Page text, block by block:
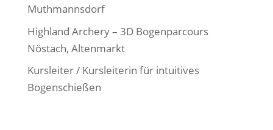
Muthmannsdorf
Highland Archery – 3D Bogenparcours
Nöstach, Altenmarkt
Kursleiter / Kursleiterin für intuitives
Bogenschießen